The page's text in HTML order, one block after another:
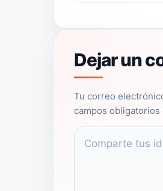
Dejar un
Tu correo
campos obligatorios
COMMENT